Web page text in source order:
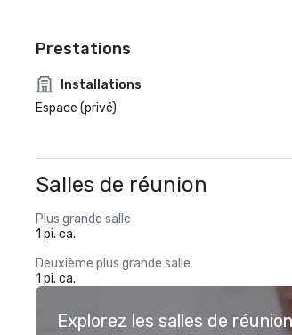
Prestations
Installations
Espace (privé)
Salles de réunion
Plus grande salle
1 pi. ca.
Deuxième plus grande salle
1 pi. ca.
Explorez les salles de réunion